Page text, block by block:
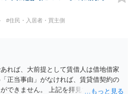
#住民・入居者・買主側
れば、大前提として賃借人は借地借家
正当事由」がなければ、賃貸借契約の
できません。 上記を拝見する限り、通